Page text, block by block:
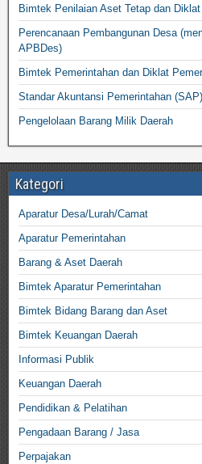
Bimtek Penilaian Aset Tetap dan
Perencanaan Pembangunan Desa
APBDes)
Bimtek Pemerintahan dan Diklat
Standar Akuntansi Pemerintahan (SAP)
Pengelolaan Barang Milik Daerah
Kategori
Aparatur Desa/Lurah/Camat
Aparatur Pemerintahan
Barang & Aset Daerah
Bimtek Aparatur Pemerintahan
Bimtek Bidang Barang dan Aset
Bimtek Keuangan Daerah
Informasi Publik
Keuangan Daerah
Pendidikan & Pelatihan
Pengadaan Barang / Jasa
Perpajakan